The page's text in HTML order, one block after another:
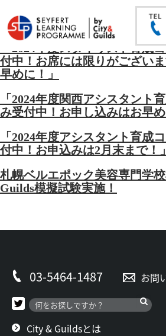
「2024年度スタイリスト育成
付中！お席には限りがござい
早めに！」
「2024年度関西アシスタント
み受付中！お申し込みはお早め
「2024年度アシスタント育
付中！お申込みは2月末まで！」
札幌ベルエポック美容専門学
Guilds模擬試験実施！
03-5464-1487 お問
City & Guildsとは